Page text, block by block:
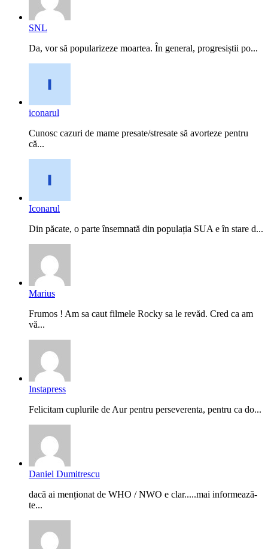
SNL
Da, vor să popularizeze moartea. În general, progresiștii po...
iconarul
Cunosc cazuri de mame presate/stresate să avorteze pentru
că...
Iconarul
Din păcate, o parte însemnată din populația SUA e în stare d...
Marius
Frumos ! Am sa caut filmele Rocky sa le revăd. Cred ca am
vă...
Instapress
Felicitam cuplurile de Aur pentru perseverenta, pentru ca do...
Daniel Dumitrescu
dacă ai menționat de WHO / NWO e clar.....mai informează-
te...